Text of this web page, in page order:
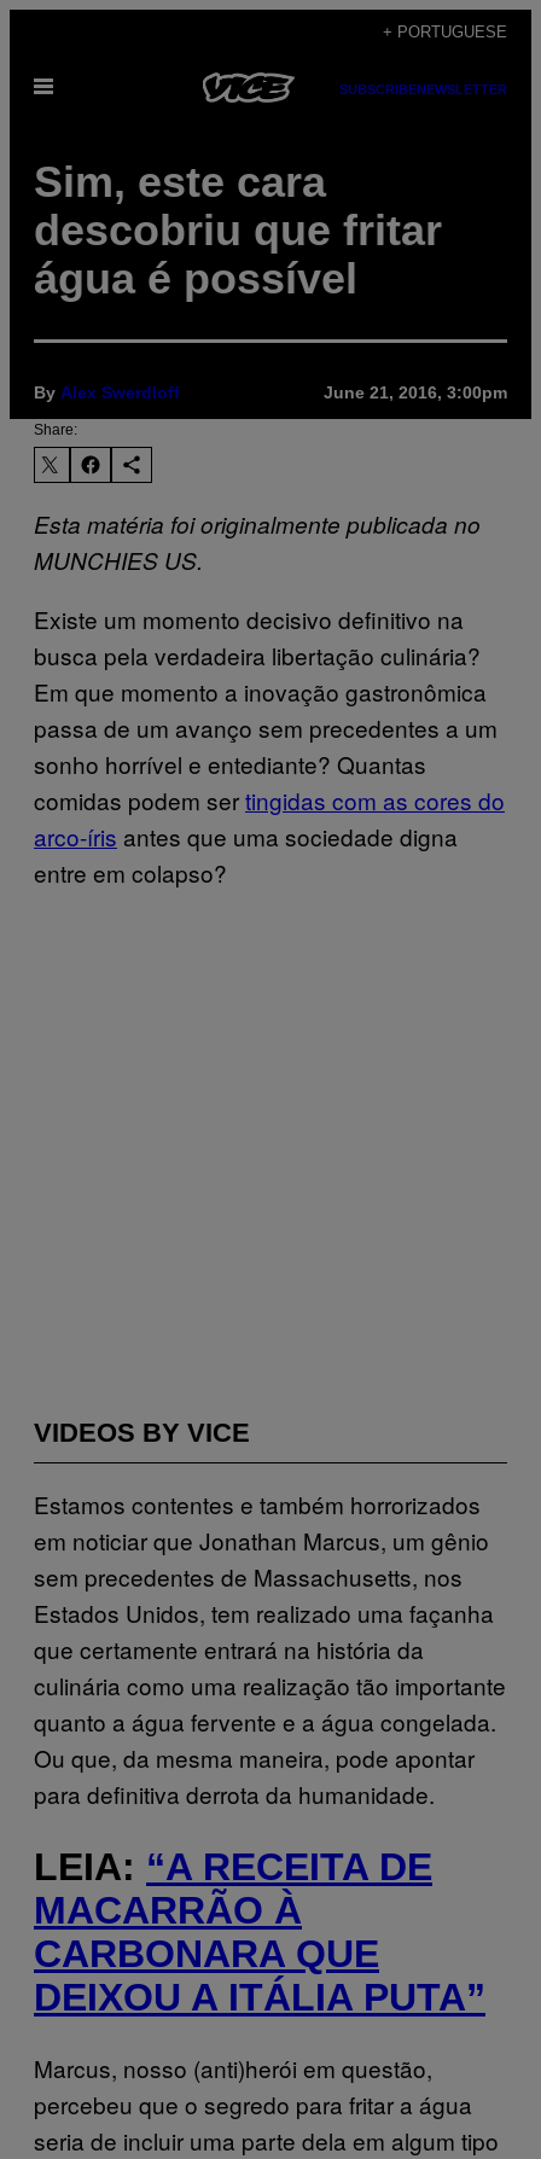
content
+ PORTUGUESE
Open
SUBSCRIBENEWSLETTER
Sim, este cara
descobriu que fritar
água é possível
By Alex Swerdloff June 21, 2016, 3:00pm
Share:
Esta matéria foi originalmente publicada no
MUNCHIES US.
Existe um momento decisivo definitivo na
busca pela verdadeira libertação culinária?
Em que momento a inovação gastronômica
passa de um avanço sem precedentes a um
sonho horrível e entediante? Quantas
comidas podem sertingidas com as cores do
arco-íris antes que uma sociedade digna
entre em colapso?
VIDEOS BY VICE
Estamos contentes e também horrorizados
em noticiar que Jonathan Marcus, um gênio
sem precedentes de Massachusetts, nos
Estados Unidos, tem realizado uma façanha
que certamente entrará na história da
culinária como uma realização tão importante
quanto a água fervente e a água congelada.
Ou que, da mesma maneira, pode apontar
para definitiva derrota da humanidade.
LEIA: “A RECEITA DE
MACARRÃO À
CARBONARA QUE
DEIXOU A ITÁLIA PUTA”
Marcus, nosso (anti)herói em questão,
percebeu que o segredo para fritar a água
seria de incluir uma parte dela em algum tipo